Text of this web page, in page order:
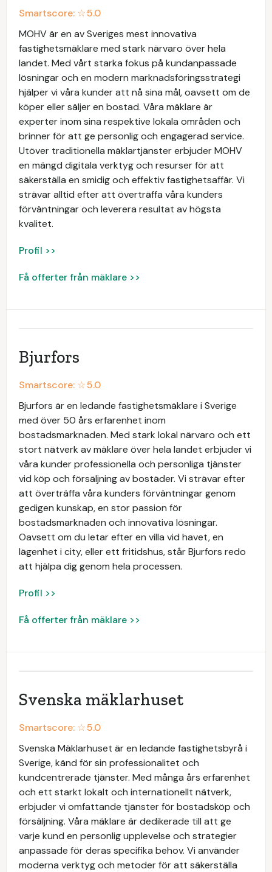
Smartscore: ☆5.0
MOHV är en av Sveriges mest innovativa
fastighetsmäklare med stark närvaro över hela
landet. Med vårt starka fokus på kundanpassade
lösningar och en modern marknadsföringsstrategi
hjälper vi våra kunder att nå sina mål, oavsett om de
köper eller säljer en bostad. Våra mäklare är
experter inom sina respektive lokala områden och
brinner för att ge personlig och engagerad service.
Utöver traditionella mäklartjänster erbjuder MOHV
en mängd digitala verktyg och resurser för att
säkerställa en smidig och effektiv fastighetsaffär. Vi
strävar alltid efter att överträffa våra kunders
förväntningar och leverera resultat av högsta
kvalitet.
Profil >>
Få offerter från mäklare >>
Bjurfors
Smartscore: ☆5.0
Bjurfors är en ledande fastighetsmäklare i Sverige
med över 50 års erfarenhet inom
bostadsmarknaden. Med stark lokal närvaro och ett
stort nätverk av mäklare över hela landet erbjuder vi
våra kunder professionella och personliga tjänster
vid köp och försäljning av bostäder. Vi strävar efter
att överträffa våra kunders förväntningar genom
gedigen kunskap, en stor passion för
bostadsmarknaden och innovativa lösningar.
Oavsett om du letar efter en villa vid havet, en
lägenhet i city, eller ett fritidshus, står Bjurfors redo
att hjälpa dig genom hela processen.
Profil >>
Få offerter från mäklare >>
Svenska mäklarhuset
Smartscore: ☆5.0
Svenska Mäklarhuset är en ledande fastighetsbyrå i
Sverige, känd för sin professionalitet och
kundcentrerade tjänster. Med många års erfarenhet
och ett starkt lokalt och internationellt nätverk,
erbjuder vi omfattande tjänster för bostadsköp och
försäljning. Våra mäklare är dedikerade till att ge
varje kund en personlig upplevelse och strategier
anpassade för deras specifika behov. Vi använder
moderna verktyg och metoder för att säkerställa